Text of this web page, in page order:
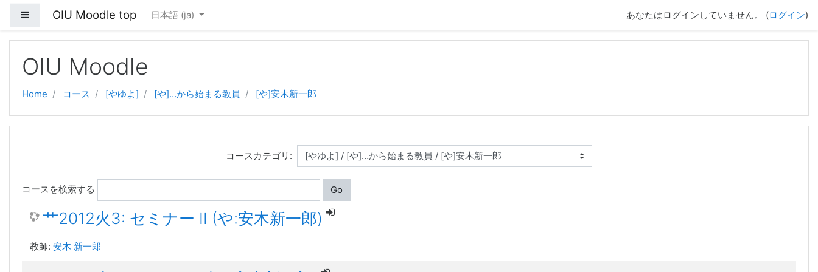
サイドパネル
OIU Moodle top 日本語 ‎(ja)‎ あなたはログインしていません。 (ログイン)
OIU Moodle
Home コース [やゆよ] [や]…から始まる教員 [や]安木新一郎
コースカテゴリ:
コースを検索する Go
艹2012火3: セミナー II (や:安木新一郎)
教師: 安木 新一郎